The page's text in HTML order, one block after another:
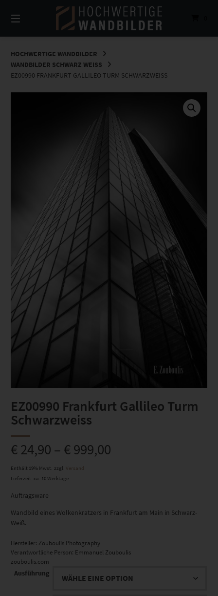
zum
Inhalt
HOCHWERTIGE WANDBILDER
WANDBILDER SCHWARZ WEISS
EZ00990 FRANKFURT GALLILEO TURM SCHWARZWEISS
EZ00990 Frankfurt Gallileo Turm
Schwarzweiss
€24,90 – €999,00
Enthält 19% Mwst. zzgl. Versand
Lieferzeit: ca. 10 Werktage
Auftragsware
Wandbild eines Wolkenkratzers in Frankfurt am Main in Schwarz-
Weiß.
Hersteller: Zouboulis Photography
Verantwortliche Person: Emmanuel Zouboulis
zouboulis.com
Ausführung